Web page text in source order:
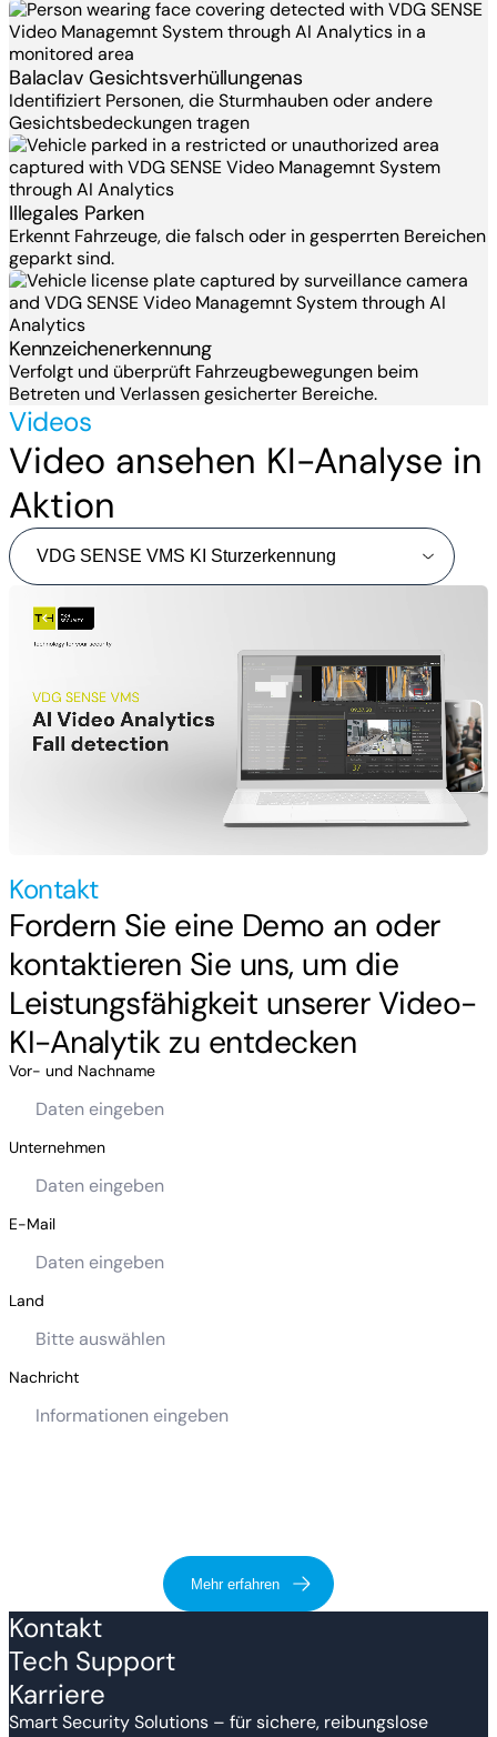
Balaclav Gesichtsverhüllungenas
Identifiziert Personen, die Sturmhauben oder andere
Gesichtsbedeckungen tragen
Illegales Parken
Erkennt Fahrzeuge, die falsch oder in gesperrten Bereichen
geparkt sind.
Kennzeichenerkennung
Verfolgt und überprüft Fahrzeugbewegungen beim
Betreten und Verlassen gesicherter Bereiche.
Videos
Video ansehen KI-Analyse in
Aktion
Kontakt
Fordern Sie eine Demo an oder
kontaktieren Sie uns, um die
Leistungsfähigkeit unserer Video-
KI-Analytik zu entdecken
Vor- und Nachname
Unternehmen
E-Mail
Land
Nachricht
Mehr erfahren
Kontakt
Tech Support
Karriere
Smart Security Solutions – für sichere, reibungslose